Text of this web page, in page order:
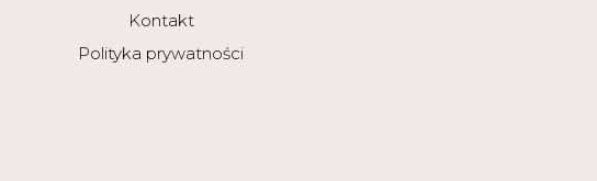
Kontakt
Polityka prywatności